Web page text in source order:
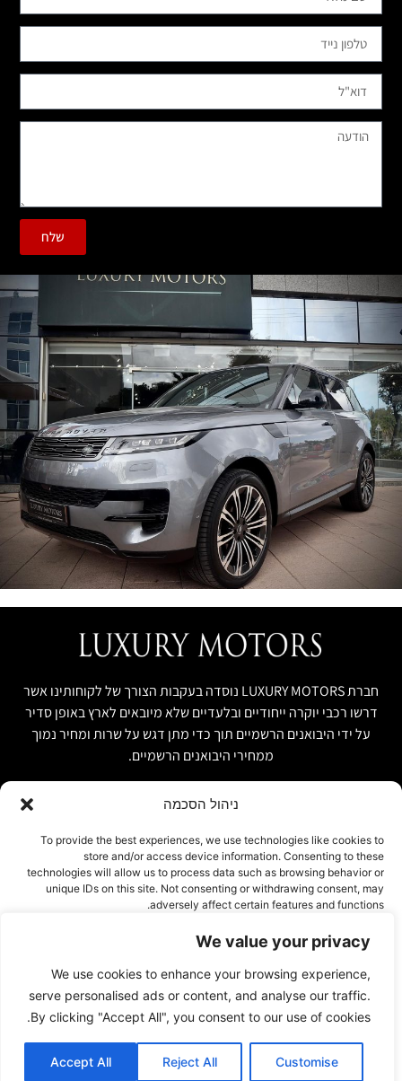
We value your privacy
We use cookies to enhance your browsing experience,
serve personalised ads or content, and analyse our traffic.
By clicking "Accept All", you consent to our use of cookies.
Customise
Reject All
Accept All
ניהול הסכמה
To provide the best experiences, we use technologies like cookies to
store and/or access device information. Consenting to these
technologies will allow us to process data such as browsing behavior or
unique IDs on this site. Not consenting or withdrawing consent, may
adversely affect certain features and functions.
דחייה
Cookie Policy
שלח
חברת LUXURY MOTORS נוסדה בעקבות הצורך של לקוחותינו אשר
דרשו רכבי יוקרה ייחודיים ובלעדיים שלא מיובאים לארץ באופן סדיר
על ידי היבואנים הרשמיים תוך כדי מתן דגש על שרות ומחיר נמוך
ממחירי היבואנים הרשמיים.
אודות
יבוא אישי ויבוא מקביל
טרייד אין ומשומשות
רכבים למכירה במלאי
צור קשר
עמוד פרטיות
074-7408590
office@luxury-motors.co.il